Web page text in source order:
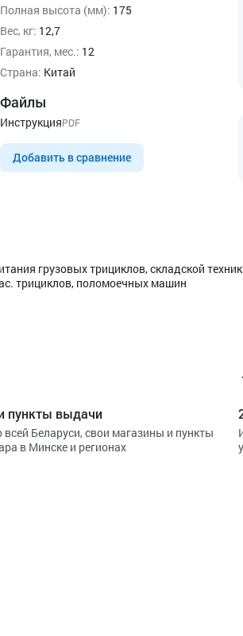
Полная высота (мм): 175
Вес, кг: 12,7
Гарантия, мес.: 12
Страна: Китай
Файлы
ИнструкцияPDF
Добавить в сравнение
грузовых трициклов, складской
трициклов, поломоечных машин
пункты выдачи
всей Беларуси, свои магазины и пункты
в Минске и регионах